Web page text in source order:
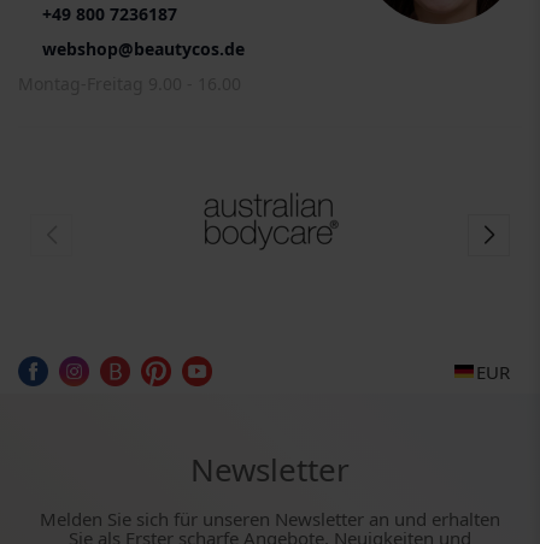
+49 800 7236187
webshop@beautycos.de
EUR
Newsletter
Melden Sie sich für unseren Newsletter an und erhalten
Sie als Erster scharfe Angebote, Neuigkeiten und